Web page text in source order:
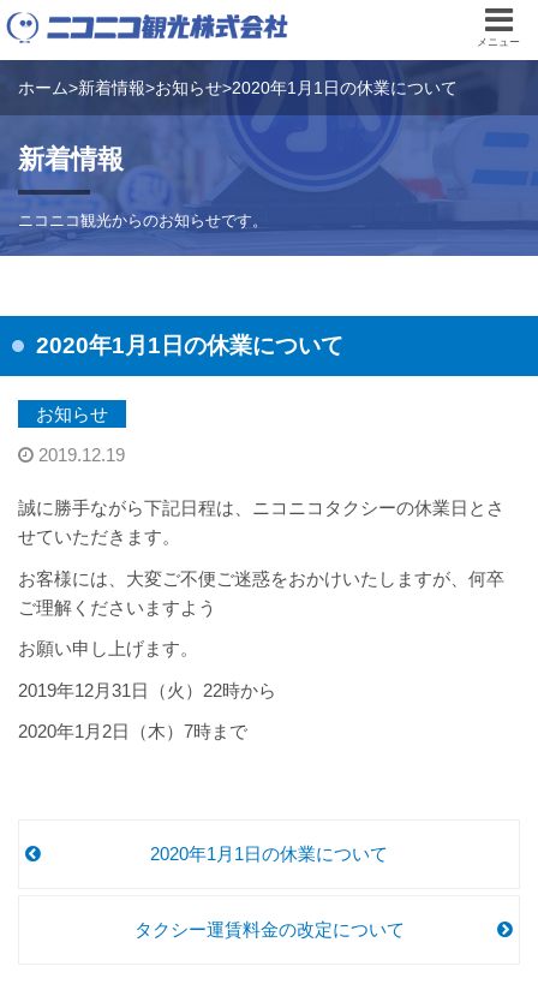
メニュー
ホーム>新着情報>お知らせ>2020年1月1日の休業について
新着情報
ニコニコ観光からのお知らせです。
2020年1月1日の休業について
お知らせ
2019.12.19
誠に勝手ながら下記日程は、ニコニコタクシーの休業日とさ
せていただきます。
お客様には、大変ご不便ご迷惑をおかけいたしますが、何卒
ご理解くださいますよう
お願い申し上げます。
2019年12月31日（火）22時から
2020年1月2日（木）7時まで
2020年1月1日の休業について
タクシー運賃料金の改定について